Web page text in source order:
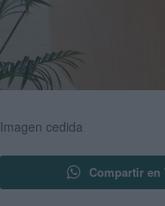
Imagen cedida
Compartir en